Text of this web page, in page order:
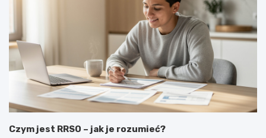
Czym jest RRSO – jak je rozumieć?